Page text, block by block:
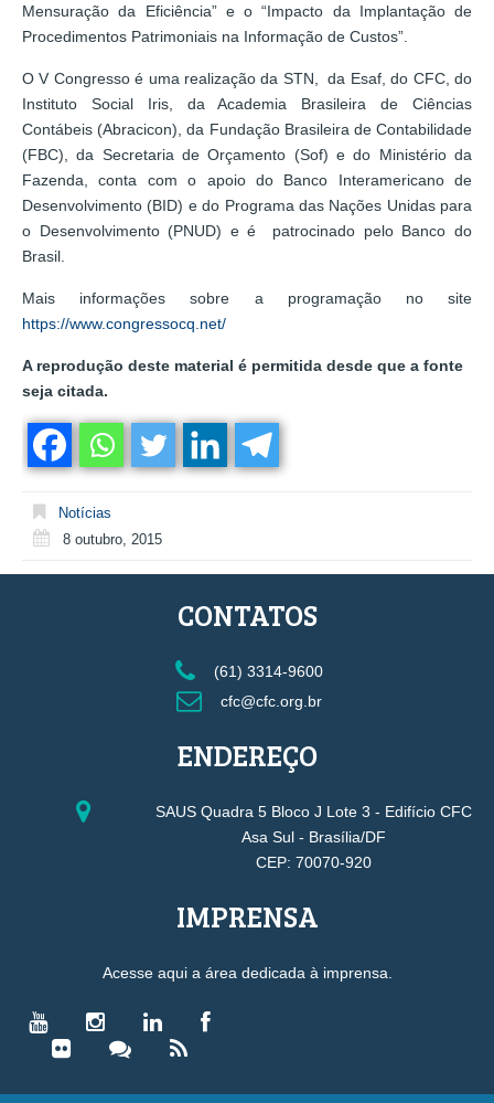
Mensuração da Eficiência” e o “Impacto da Implantação de
Procedimentos Patrimoniais na Informação de Custos”.
O V Congresso é uma realização da STN, da Esaf, do CFC, do
Instituto Social Iris, da Academia Brasileira de Ciências
Contábeis (Abracicon), da Fundação Brasileira de Contabilidade
(FBC), da Secretaria de Orçamento (Sof) e do Ministério da
Fazenda, conta com o apoio do Banco Interamericano de
Desenvolvimento (BID) e do Programa das Nações Unidas para
o Desenvolvimento (PNUD) e é patrocinado pelo Banco do
Brasil.
Mais informações sobre a programação no site
https://www.congressocq.net/
A reprodução deste material é permitida desde que a fonte
seja citada.
Notícias
8 outubro, 2015
CONTATOS
(61) 3314-9600
cfc@cfc.org.br
ENDEREÇO
SAUS Quadra 5 Bloco J Lote 3 - Edifício CFC
Asa Sul - Brasília/DF
CEP: 70070-920
IMPRENSA
Acesse aqui a área dedicada à imprensa.